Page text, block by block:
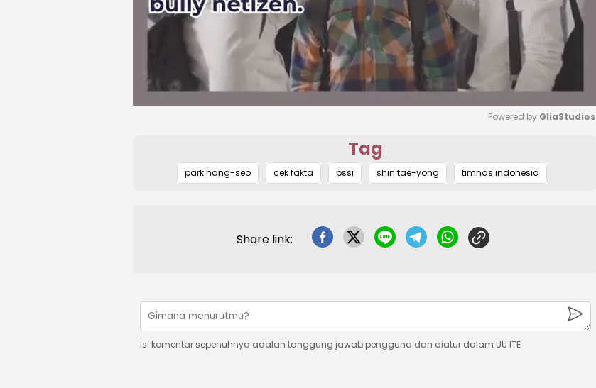
Powered by GliaStudios
Tag
park hang-seo cek fakta pssi shin tae-yong timnas indonesia
Share link:
Isi komentar sepenuhnya adalah tanggung jawab pengguna dan diatur dalam UU ITE